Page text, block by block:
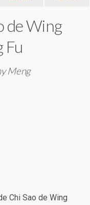
de Wing
Fu
Meng
Chi Sao de Wing